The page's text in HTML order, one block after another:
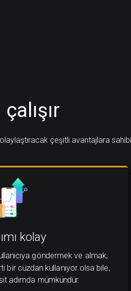
çalışır
çeşitli avantajlara
kolay
göndermek ve almak,
bir cüzdan kullanıyor olsa bile,
adımda mümkündür.